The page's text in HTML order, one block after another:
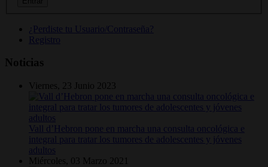
¿Perdiste tu Usuario/Contraseña?
Registro
Noticias
Viernes, 23 Junio 2023
Vall d’Hebron pone en marcha una consulta oncológica e
integral para tratar los tumores de adolescentes y jóvenes
adultos
Miércoles, 03 Marzo 2021